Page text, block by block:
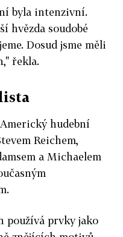
byla intenzivní.
hvězda soudobé
Dosud jsme měli
řekla.
Americký hudební
Reichem,
a Michaelem
používá prvky jako